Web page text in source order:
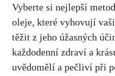
Vyberte si nejlepší
oleje, které vyhovují
těžit z jeho úžasných
každodenní zdraví a
uvědomělí a pečliví při